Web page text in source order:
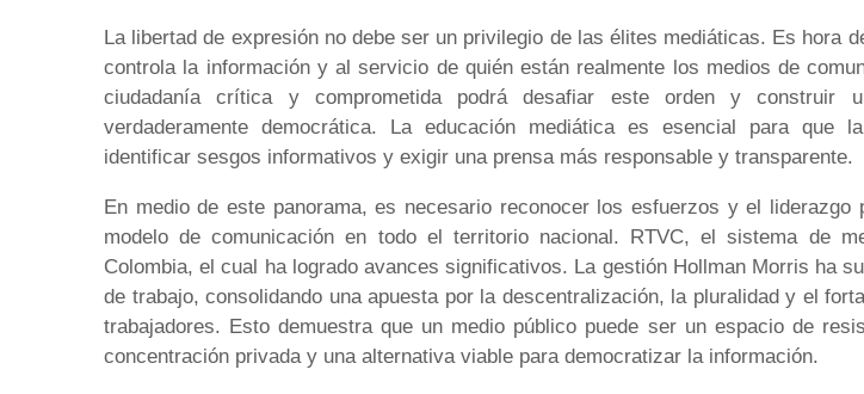
La libertad de expresión no debe ser un privilegio de las élites mediáticas. Es hora
controla la información y al servicio de quién están realmente los medios de
ciudadanía crítica y comprometida podrá desafiar este orden y construir
verdaderamente democrática. La educación mediática es esencial para que
identificar sesgos informativos y exigir una prensa más responsable y transparente.
En medio de este panorama, es necesario reconocer los esfuerzos y el liderazgo
modelo de comunicación en todo el territorio nacional. RTVC, el sistema de
Colombia, el cual ha logrado avances significativos. La gestión Hollman Morris ha
de trabajo, consolidando una apuesta por la descentralización, la pluralidad y el
trabajadores. Esto demuestra que un medio público puede ser un espacio de
concentración privada y una alternativa viable para democratizar la información.